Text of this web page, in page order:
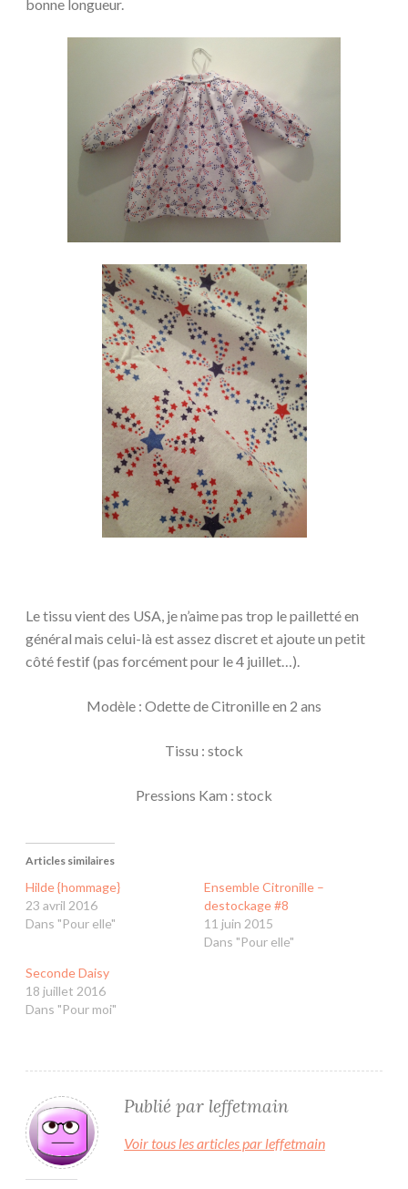
bonne longueur.
Le tissu vient des USA, je n’aime pas trop le pailletté en
général mais celui-là est assez discret et ajoute un petit
côté festif (pas forcément pour le 4 juillet…).
Modèle : Odette de Citronille en 2 ans
Tissu : stock
Pressions Kam : stock
Articles similaires
Hilde {hommage}
23 avril 2016
Dans "Pour elle"
Ensemble Citronille –
destockage #8
11 juin 2015
Dans "Pour elle"
Seconde Daisy
18 juillet 2016
Dans "Pour moi"
Publié par leffetmain
Voir tous les articles par leffetmain